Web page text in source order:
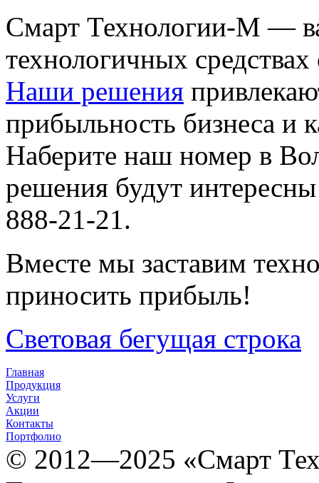
Смарт Технологии-М —
технологичных
Наши решения
прибыльность бизнеса и
Наберите наш номер в
решения будут
888-21-21.
Вместе мы заставим
приносить прибыль!
Световая бегущая строка
Главная
Продукция
Услуги
Акции
Контакты
Портфолио
© 2012­­­—2025 «Смарт